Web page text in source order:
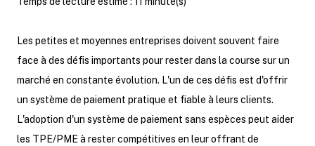
Les petites et moyennes entreprises doivent souvent faire
face à des défis importants pour rester dans la course sur un
marché en constante évolution. L'un de ces défis est d'offrir
un système de paiement pratique et fiable à leurs clients.
L'adoption d'un système de paiement sans espèces peut aider
les TPE/PME à rester compétitives en leur offrant de